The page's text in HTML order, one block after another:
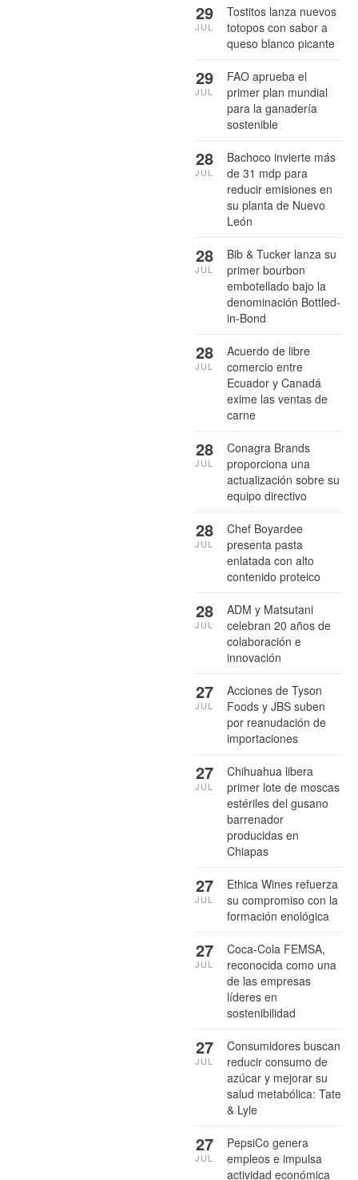
Tostitos lanza nuevos
totopos con sabor a
queso blanco picante
29
JUL
FAO aprueba el
primer plan mundial
para la ganadería
sostenible
29
JUL
Bachoco invierte más
de 31 mdp para
reducir emisiones en
su planta de Nuevo
León
28
JUL
Bib & Tucker lanza su
primer bourbon
embotellado bajo la
denominación Bottled-
in-Bond
28
JUL
Acuerdo de libre
comercio entre
Ecuador y Canadá
exime las ventas de
carne
28
JUL
Conagra Brands
proporciona una
actualización sobre su
equipo directivo
28
JUL
Chef Boyardee
presenta pasta
enlatada con alto
contenido proteico
28
JUL
ADM y Matsutani
celebran 20 años de
colaboración e
innovación
28
JUL
Acciones de Tyson
Foods y JBS suben
por reanudación de
importaciones
27
JUL
Chihuahua libera
primer lote de moscas
estériles del gusano
barrenador
producidas en
Chiapas
27
JUL
Ethica Wines refuerza
su compromiso con la
formación enológica
27
JUL
Coca-Cola FEMSA,
reconocida como una
de las empresas
líderes en
sostenibilidad
27
JUL
Consumidores buscan
reducir consumo de
azúcar y mejorar su
salud metabólica: Tate
& Lyle
27
JUL
PepsiCo genera
empleos e impulsa
actividad económica
27
JUL